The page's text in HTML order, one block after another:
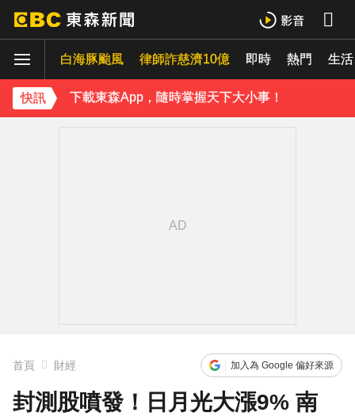
白海豚颱風 律師詐慈濟10億 即時 熱門 生活
快訊
《理財達人秀》X 安聯投信免費講座報名中！搶先卡位 2027
下載東森App，隨時掌握天下大小事！
首頁 財經 加入為 Google 偏好來源
封測股噴發！日月光大漲9% 南